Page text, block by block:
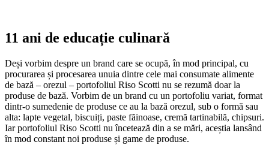
11 ani de educație culinară
Deși vorbim despre un brand care se ocupă, în mod principal, cu
procurarea și procesarea unuia dintre cele mai consumate alimente
de bază – orezul – portofoliul Riso Scotti nu se rezumă doar la
produse de bază. Vorbim de un brand cu un portofoliu variat, format
dintr-o sumedenie de produse ce au la bază orezul, sub o formă sau
alta: lapte vegetal, biscuiți, paste făinoase, cremă tartinabilă, chipsuri.
Iar portofoliul Riso Scotti nu încetează din a se mări, aceștia lansând
în mod constant noi produse și game de produse.